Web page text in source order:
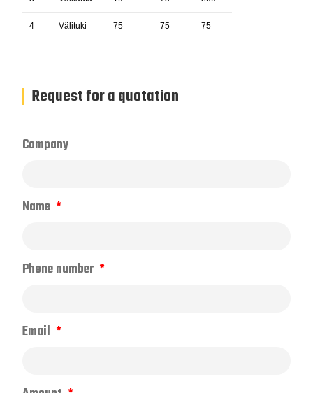
4 Välituki 75 75 75
Request for a quotation
Company
Name
Phone number
Email